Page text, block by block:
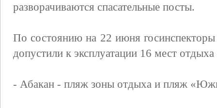
разворачиваются спасательные посты.
По состоянию на 22 июня
допустили к эксплуатации 16 мест
- Абакан - пляж зоны отдыха и пляж